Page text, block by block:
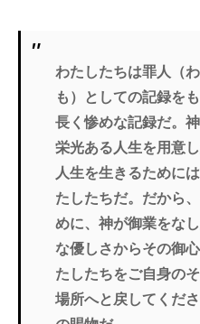
わたしたちは罪人（
も）としての記録を
長く惨めな記録だ。
栄光ある人生を用意
人生を生きるために
たしたちだ。だから
めに、神が御業をな
な優しさからその御
たしたちをご自身の
場所へと戻してくだ